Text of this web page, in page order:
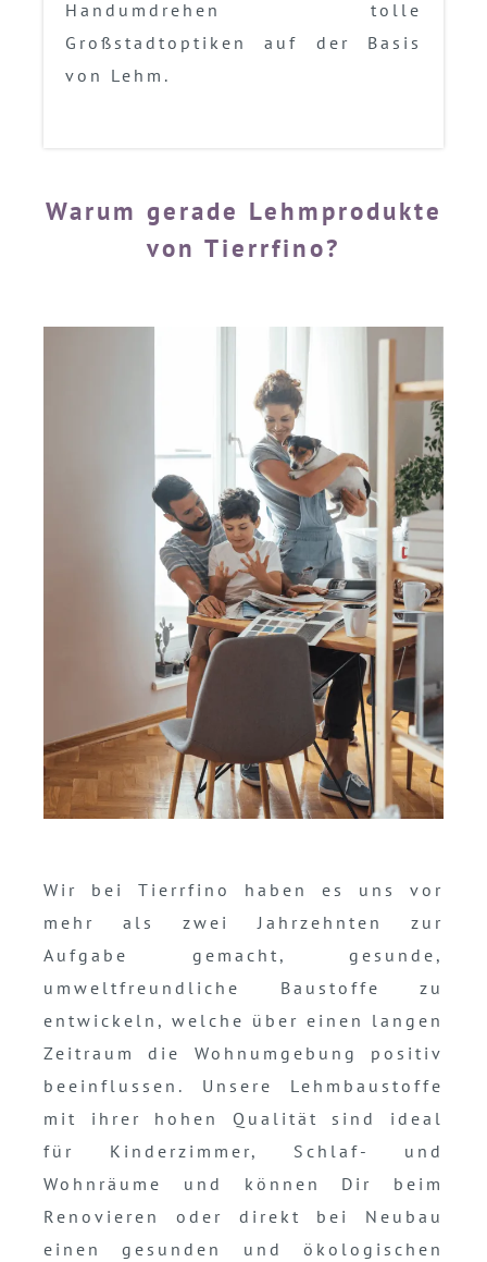
Handumdrehen tolle
Großstadtoptiken auf der Basis
von Lehm.
Warum gerade Lehmprodukte
von Tierrfino?
Wir bei Tierrfino haben es uns vor
mehr als zwei Jahrzehnten zur
Aufgabe gemacht, gesunde,
umweltfreundliche Baustoffe zu
entwickeln, welche über einen langen
Zeitraum die Wohnumgebung positiv
beeinflussen. Unsere Lehmbaustoffe
mit ihrer hohen Qualität sind ideal
für Kinderzimmer, Schlaf- und
Wohnräume und können Dir beim
Renovieren oder direkt bei Neubau
einen gesunden und ökologischen